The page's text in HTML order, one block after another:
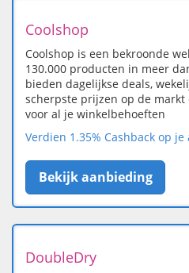
Coolshop
Coolshop is een bekroonde
130.000 producten in meer
bieden dagelijkse deals,
scherpste prijzen op de markt
voor al je winkelbehoeften
Verdien 1.35% Cashback op je
Bekijk aanbieding
DoubleDry